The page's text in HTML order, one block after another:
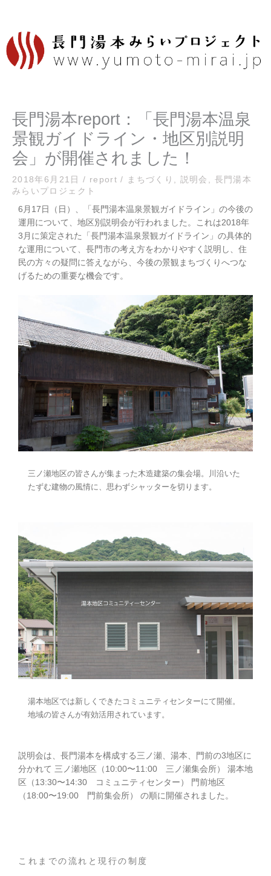
容
を
長門湯本report：「長門湯本温泉
景観ガイドライン・地区別説明
会」が開催されました！
2018年6月21日/ report / まちづくり 説明会
長門湯本
みらいプロジェクト
6月17日（日）、「長門湯本温泉景観ガイドライン」の今後の
運用について、地区別説明会が行われました。これは2018年
3月に策定された「長門湯本温泉景観ガイドライン」の具体的
な運用について、長門市の考え方をわかりやすく説明し、住
民の方々の疑問に答えながら、今後の景観まちづくりへつな
げるための重要な機会です。
三ノ瀬地区の皆さんが集まった木造建築の集会場。川沿いた
たずむ建物の風情に、思わずシャッターを切ります。
湯本地区では新しくできたコミュニティセンターにて開催。
地域の皆さんが有効活用されています。
説明会は、長門湯本を構成する三ノ瀬、湯本、門前の3地区に
分かれて 三ノ瀬地区（10:00〜11:00 三ノ瀬集会所） 湯本地
区（13:30〜14:30 コミュニティセンター） 門前地区
（18:00〜19:00 門前集会所） の順に開催されました。
これまでの流れと現行の制度